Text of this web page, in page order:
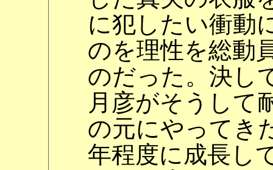
に犯したい衝動
のを理性を総動
のだった。決し
月彦がそうして
の元にやってき
年程度に成長し